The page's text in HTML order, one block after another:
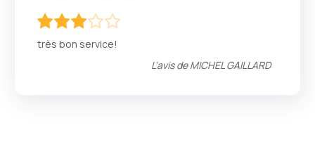
très bon service!
L'avis deMICHEL GAILLARD